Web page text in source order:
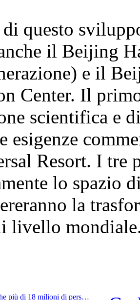
questo
il Beijing
e il
Center. Il
scientifica e
esigenze
Resort. I tre
lo spazio
la
livello
Prev:Si prevede che più di 18 milioni di persone entreranno e usciranno dal Paese durante i 9 giorni di festività della Festa di Primavera.